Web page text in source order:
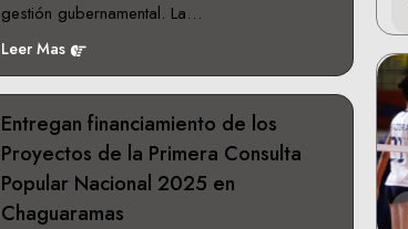
gestión gubernamental. La…
Leer Mas
Entregan financiamiento de los
Proyectos de la Primera Consulta
Popular Nacional 2025 en
Chaguaramas